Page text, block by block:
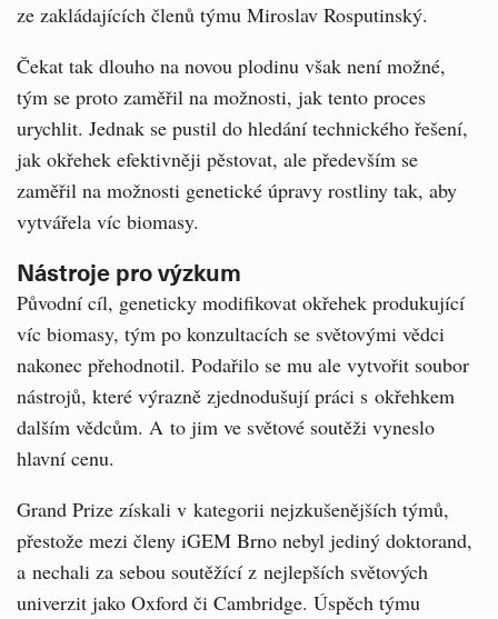
ze zakládajících členů týmu Miroslav Rosputinský.
Čekat tak dlouho na novou plodinu však není možné,
tým se proto zaměřil na možnosti, jak tento proces
urychlit. Jednak se pustil do hledání technického řešení,
jak okřehek efektivněji pěstovat, ale především se
zaměřil na možnosti genetické úpravy rostliny tak, aby
vytvářela víc biomasy.
Nástroje pro výzkum
Původní cíl, geneticky modifikovat okřehek produkující
víc biomasy, tým po konzultacích se světovými vědci
nakonec přehodnotil. Podařilo se mu ale vytvořit soubor
nástrojů, které výrazně zjednodušují práci s okřehkem
dalším vědcům. A to jim ve světové soutěži vyneslo
hlavní cenu.
Grand Prize získali v kategorii nejzkušenějších týmů,
přestože mezi členy iGEM Brno nebyl jediný doktorand,
a nechali za sebou soutěžící z nejlepších světových
univerzit jako Oxford či Cambridge. Úspěch týmu